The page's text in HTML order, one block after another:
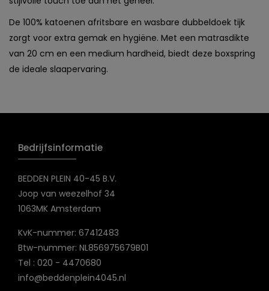
De 100% katoenen afritsbare en wasbare dubbeldoek tijk
zorgt voor extra gemak en hygiëne. Met een matrasdikte
van 20 cm en een medium hardheid, biedt deze boxspring
de ideale slaapervaring.
Bedrijfsinformatie
BEDDEN PLEIN 40-45 B.V.
Joop van weezelhof 34
1063MK Amsterdam
KvK-nummer: 67412483
Btw-nummer: NL856975679B01
Tel : 020 - 4470680
info@beddenplein4045.nl